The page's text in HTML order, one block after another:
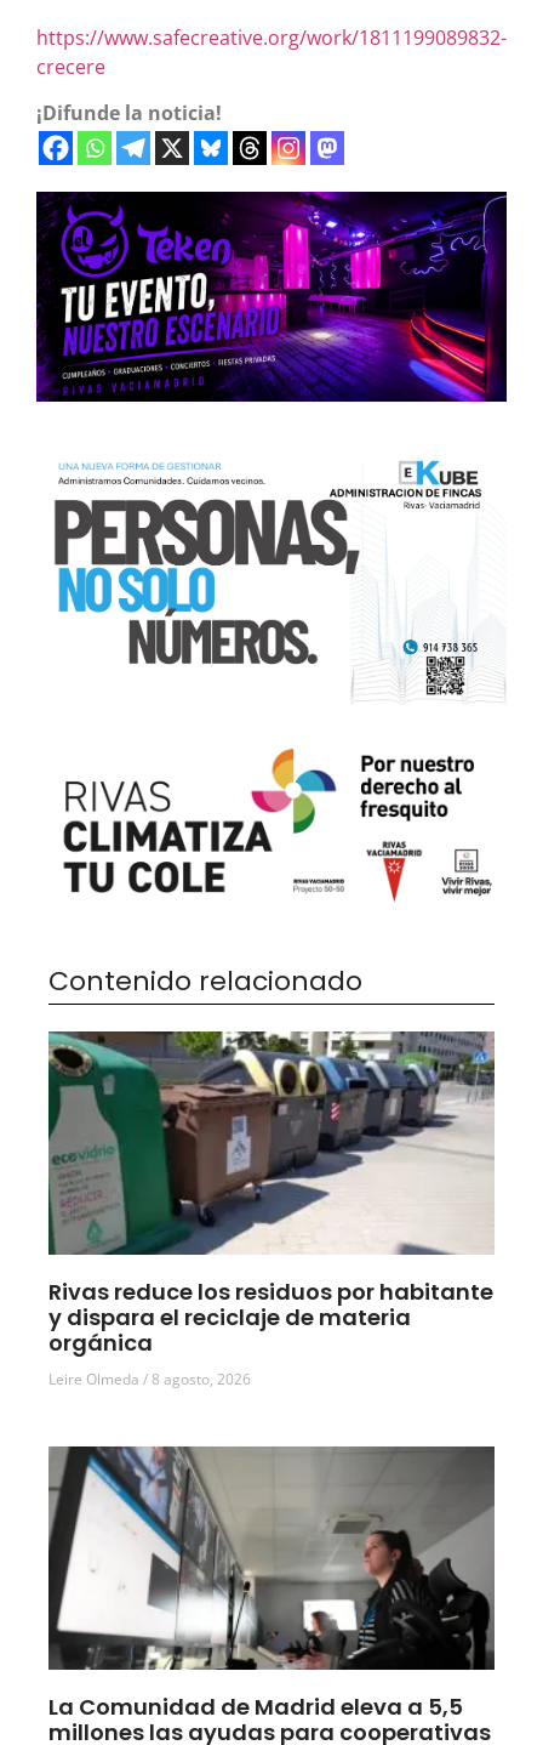
https://www.safecreative.org/work/1811199089832-
crecere
¡Difunde la noticia!
Contenido relacionado
Rivas reduce los residuos por habitante
y dispara el reciclaje de materia
orgánica
Leire Olmeda 8 agosto, 2026
La Comunidad de Madrid eleva a 5,5
millones las ayudas para cooperativas